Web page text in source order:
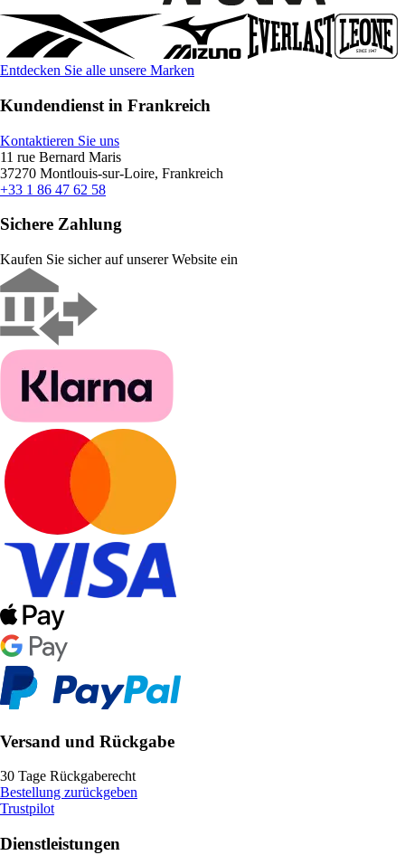
Entdecken Sie alle unsere Marken
Kundendienst in Frankreich
Kontaktieren Sie uns
11 rue Bernard Maris
37270 Montlouis-sur-Loire, Frankreich
+33 1 86 47 62 58
Sichere Zahlung
Kaufen Sie sicher auf unserer Website ein
Versand und Rückgabe
30 Tage Rückgaberecht
Bestellung zurückgeben
Trustpilot
Dienstleistungen